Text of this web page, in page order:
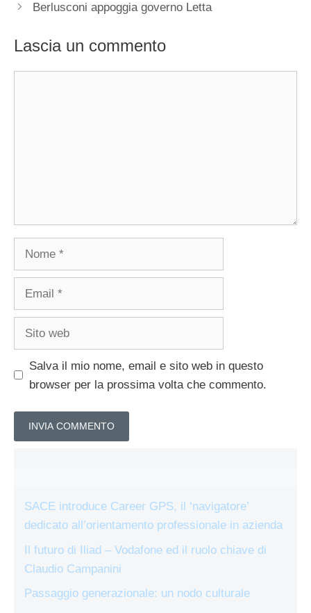
Berlusconi appoggia governo Letta
Lascia un commento
Nome
Email
Sito
Salva il mio nome, email e sito web in questo
browser per la prossima volta che commento.
SACE introduce Career GPS, il ‘navigatore’
dedicato all’orientamento professionale in azienda
Il futuro di Iliad – Vodafone ed il ruolo chiave di
Claudio Campanini
Passaggio generazionale: un nodo culturale